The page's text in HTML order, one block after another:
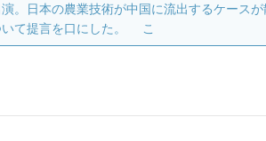
。日本の農業技術が中国に流出するケース
いて提言を口にした。 こ